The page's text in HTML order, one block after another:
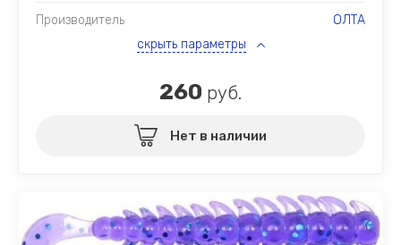
Производитель
ОЛТА
скрыть параметры
260 руб.
Нет в наличии